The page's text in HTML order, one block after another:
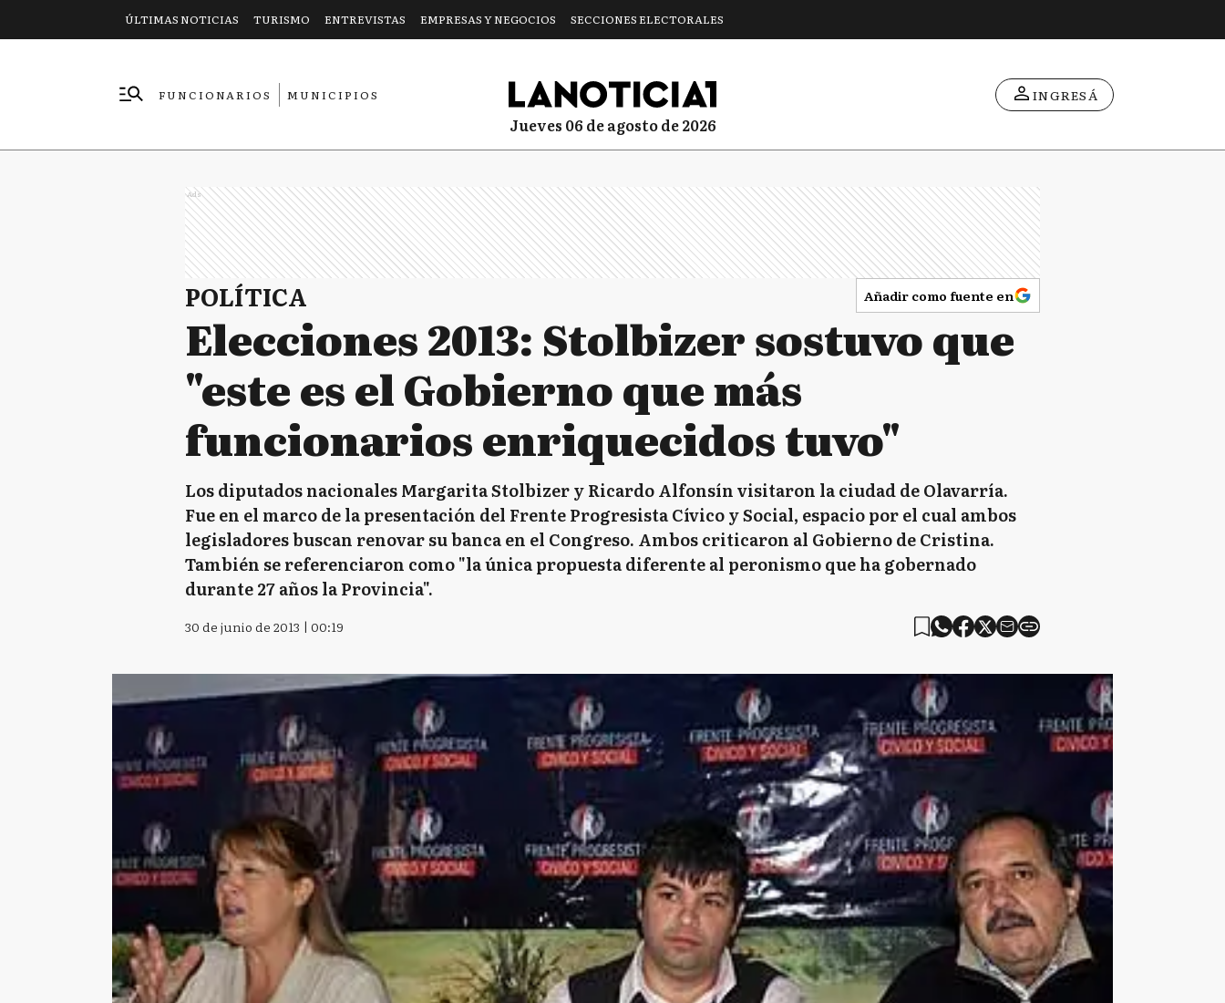
ÚLTIMAS NOTICIAS TURISMO ENTREVISTAS EMPRESAS Y NEGOCIOS SECCIONES ELECTORALES
FUNCIONARIOS
MUNICIPIOS
jueves 06 de agosto de 2026
INGRESÁ
Ads
POLÍTICA Añadir como fuente en
Elecciones 2013: Stolbizer sostuvo que
"este es el Gobierno que más
funcionarios enriquecidos tuvo"
Los diputados nacionales Margarita Stolbizer y Ricardo Alfonsín visitaron la ciudad de Olavarría.
Fue en el marco de la presentación del Frente Progresista Cívico y Social, espacio por el cual ambos
legisladores buscan renovar su banca en el Congreso. Ambos criticaron al Gobierno de Cristina.
También se referenciaron como "la única propuesta diferente al peronismo que ha gobernado
durante 27 años la Provincia".
30 de junio de 2013 | 00:19